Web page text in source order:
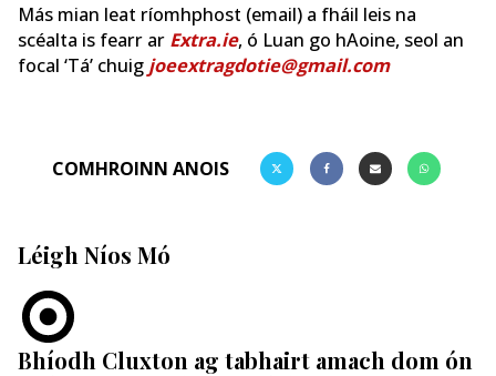
Más mian leat ríomhphost (email) a fháil leis na
scéalta is fearr ar Extra.ie, ó Luan go hAoine, seol an
focal ‘Tá’ chuig joeextragdotie@gmail.com
COMHROINN ANOIS
Léigh Níos Mó
Bhíodh Cluxton ag tabhairt amach dom ón